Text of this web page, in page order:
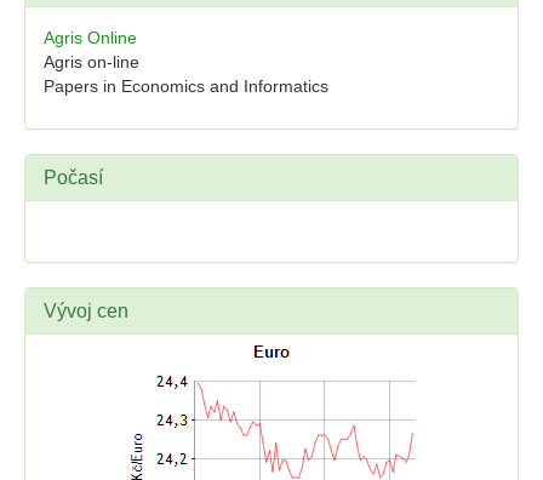
Agris Online
Agris on-line
Papers in Economics and Informatics
Počasí
Vývoj cen